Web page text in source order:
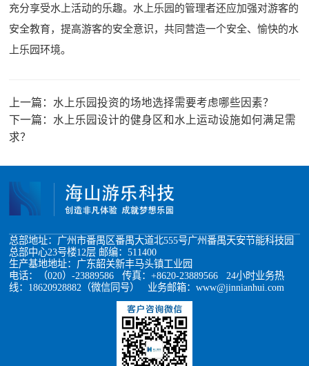
充分享受水上活动的乐趣。水上乐园的管理者还应加强对游客的
安全教育，提高游客的安全意识，共同营造一个安全、愉快的水
上乐园环境。
上一篇： 水上乐园投资的场地选择需要考虑哪些因素？
下一篇： 水上乐园设计的健身区和水上运动设施如何满足需
求？
总部地址：广州市番禺区番禺大道北555号广州番禺天安节能科技园
总部中心23号楼12层 邮编：511400
生产基地地址：广东韶关新丰马头镇工业园
电话：（020）-23889586 传真：+8620-23889566 24小时业务热
线：18620928882（微信同号） 业务邮箱：www@jinnianhui.com